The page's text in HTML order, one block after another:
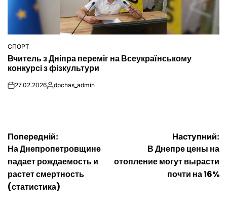
ОПУБЛІКУВАТИ
У
СПОРТ
Вчитель з Дніпра переміг на Всеукраїнському
конкурсі з фізкультури
on27.02.2026Опубліковано
dpchas_admin
Навігація
записів
Попередній:
На Днепропетровщине
падает рождаемость и
растет смертность
(статистика)
Наступний:
В Днепре цены на
отопление могут вырасти
почти на 16%